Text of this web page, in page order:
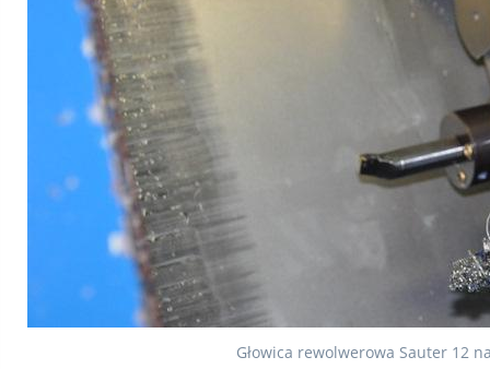
Głowica rewolwerowa Sauter 12